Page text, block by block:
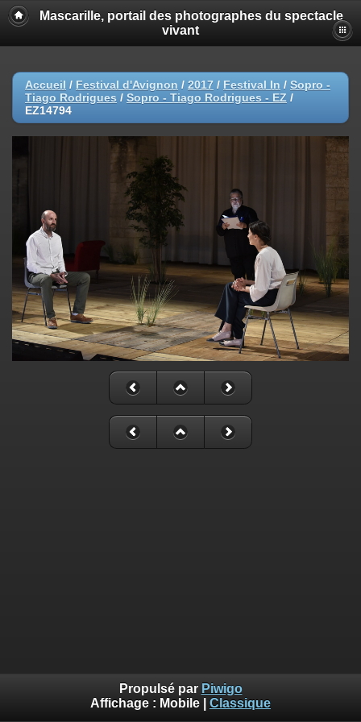
Mascarille, portail des photographes du spectacle
vivant
Accueil / Festival d'Avignon / 2017 / Festival In / Sopro -
Tiago Rodrigues / Sopro - Tiago Rodrigues - EZ /
EZ14794
Propulsé par Piwigo
Affichage : Mobile Classique